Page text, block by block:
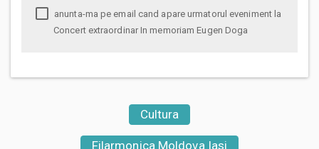
Concert extraordinar In memoriam Eugen Doga
Cultura
Filarmonica Moldova Iasi